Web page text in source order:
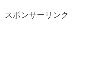
スポンサーリンク